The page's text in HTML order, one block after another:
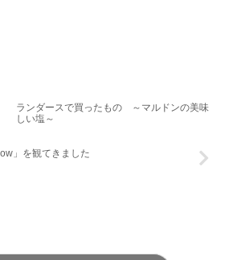
ランダースで買ったもの ～マルドンの美味
しい塩～
」を観てきました